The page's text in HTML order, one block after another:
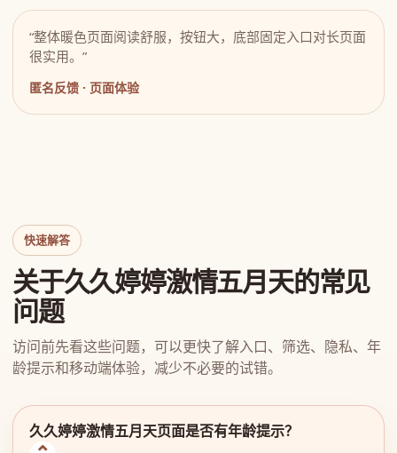
“整体暖色页面阅读舒服，按钮大，底部固定入口对长页面
很实用。”
匿名反馈 · 页面体验
快速解答
关于久久婷婷激情五月天的常见
问题
访问前先看这些问题，可以更快了解入口、筛选、隐私、年
龄提示和移动端体验，减少不必要的试错。
久久婷婷激情五月天页面是否有年龄提示？